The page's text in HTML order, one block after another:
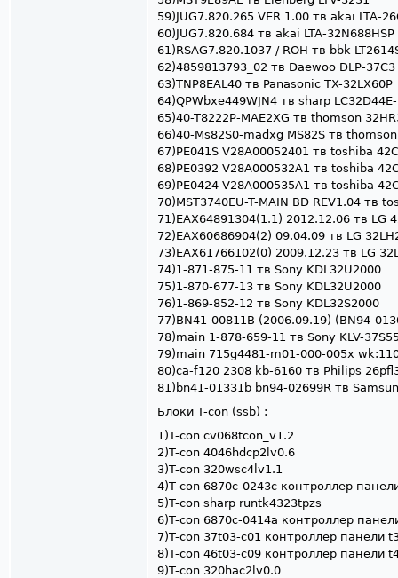
59)JUG7.820.265 VER 1.00 тв akai LTA-
60)JUG7.820.684 тв akai LTA-32N688HSP
61)RSAG7.820.1037 / ROH тв bbk
62)4859813793_02 тв Daewoo DLP-37C3
63)TNP8EAL40 тв Panasonic TX-32LX60P
64)QPWbxe449WJN4 тв sharp
65)40-T8222P-MAE2XG тв thomson
66)40-Ms82S0-madxg MS82S тв
67)PE041S V28A00052401 тв toshiba
68)PE0392 V28A000532A1 тв toshiba
69)PE0424 V28A000535A1 тв toshiba
70)MST3740EU-T-MAIN BD REV1.04 тв
71)EAX64891304(1.1) 2012.12.06 тв LG
72)EAX60686904(2) 09.04.09 тв LG
73)EAX61766102(0) 2009.12.23 тв LG
74)1-871-875-11 тв Sony KDL32U2000
75)1-870-677-13 тв Sony KDL32U2000
76)1-869-852-12 тв Sony KDL32S2000
77)BN41-00811B (2006.09.19) (BN94-
78)main 1-878-659-11 тв Sony KLV-
79)main 715g4481-m01-000-005x
80)ca-f120 2308 kb-6160 тв Philips
81)bn41-01331b bn94-02699R тв
Блоки T-con (ssb) :
1)T-con cv068tcon_v1.2
2)T-con 4046hdcp2lv0.6
3)T-con 320wsc4lv1.1
4)T-con 6870c-0243c контроллер
5)T-con sharp runtk4323tpzs
6)T-con 6870c-0414a контроллер
7)T-con 37t03-c01 контроллер панели
8)T-con 46t03-c09 контроллер панели
9)T-con 320hac2lv0.0